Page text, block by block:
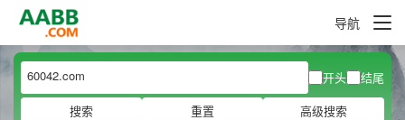
导航
开头
结尾
搜索
重置 高级搜索